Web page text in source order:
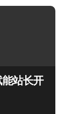
站长开